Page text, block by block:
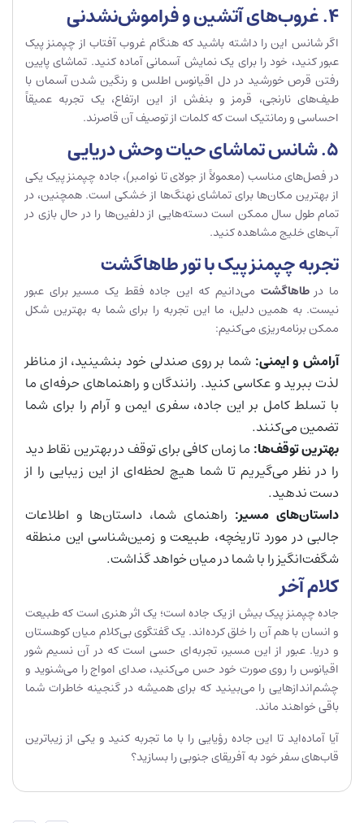
۴. غروب‌های آتشین و فراموش‌نشدنی
اگر شانس این را داشته باشید که هنگام غروب آفتاب از چپمنز پیک
عبور کنید، خود را برای یک نمایش آسمانی آماده کنید. تماشای پایین
رفتن قرص خورشید در دل اقیانوس اطلس و رنگین شدن آسمان با
طیف‌های نارنجی، قرمز و بنفش از این ارتفاع، یک تجربه عمیقاً
احساسی و رمانتیک است که کلمات از توصیف آن قاصرند.
۵. شانس تماشای حیات وحش دریایی
در فصل‌های مناسب (معمولاً از جولای تا نوامبر)، جاده چپمنز پیک یکی
از بهترین مکان‌ها برای تماشای نهنگ‌ها از خشکی است. همچنین، در
تمام طول سال ممکن است دسته‌هایی از دلفین‌ها را در حال بازی در
آب‌های خلیج مشاهده کنید.
تجربه چپمنز پیک با تور طاهاگشت
ما درطاهاگشت می‌دانیم که این جاده فقط یک مسیر برای عبور
نیست. به همین دلیل، ما این تجربه را برای شما به بهترین شکل
ممکن برنامه‌ریزی می‌کنیم:
آرامش و ایمنی: شما بر روی صندلی خود بنشینید، از مناظر
لذت ببرید و عکاسی کنید. رانندگان و راهنماهای حرفه‌ای ما
با تسلط کامل بر این جاده، سفری ایمن و آرام را برای شما
تضمین می‌کنند.
بهترین توقف‌ها: ما زمان کافی برای توقف در بهترین نقاط دید
را در نظر می‌گیریم تا شما هیچ لحظه‌ای از این زیبایی را از
دست ندهید.
داستان‌های مسیر: راهنمای شما، داستان‌ها و اطلاعات
جالبی در مورد تاریخچه، طبیعت و زمین‌شناسی این منطقه
شگفت‌انگیز را با شما در میان خواهد گذاشت.
کلام آخر
جاده چپمنز پیک بیش از یک جاده است؛ یک اثر هنری است که طبیعت
و انسان با هم آن را خلق کرده‌اند. یک گفتگوی بی‌کلام میان کوهستان
و دریا. عبور از این مسیر، تجربه‌ای حسی است که در آن نسیم شور
اقیانوس را روی صورت خود حس می‌کنید، صدای امواج را می‌شنوید و
چشم‌اندازهایی را می‌بینید که برای همیشه در گنجینه خاطرات شما
باقی خواهند ماند.
آیا آماده‌اید تا این جاده رؤیایی را با ما تجربه کنید و یکی از زیباترین
قاب‌های سفر خود به آفریقای جنوبی را بسازید؟